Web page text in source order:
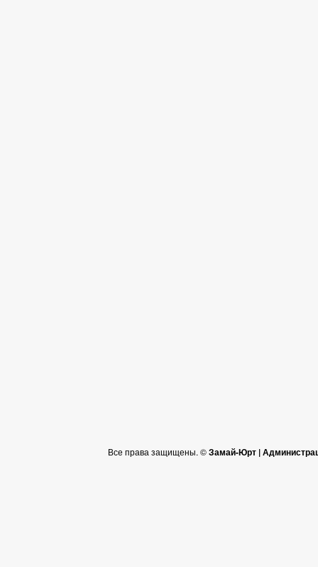
Все права защищены. ©Замай-Юрт |